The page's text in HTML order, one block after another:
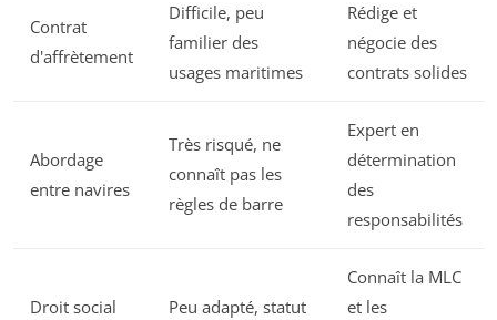
Contrat
d'affrètement
Difficile, peu
familier des
usages maritimes
Rédige et
négocie des
contrats solides
Abordage
entre navires
Très risqué, ne
connaît pas les
règles de barre
Expert en
détermination
des
responsabilités
Droit social
Peu adapté, statut
Connaît la MLC
et les